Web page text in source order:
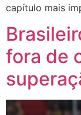
capítulo mais
fora de